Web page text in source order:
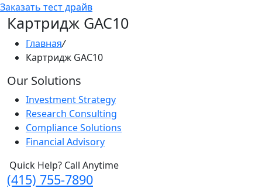
Заказать тест драйв
Картридж GAC10
Главная/
Картридж GAC10
Our Solutions
Investment Strategy
Research Consulting
Compliance Solutions
Financial Advisory
Quick Help? Call Anytime
(415) 755-7890